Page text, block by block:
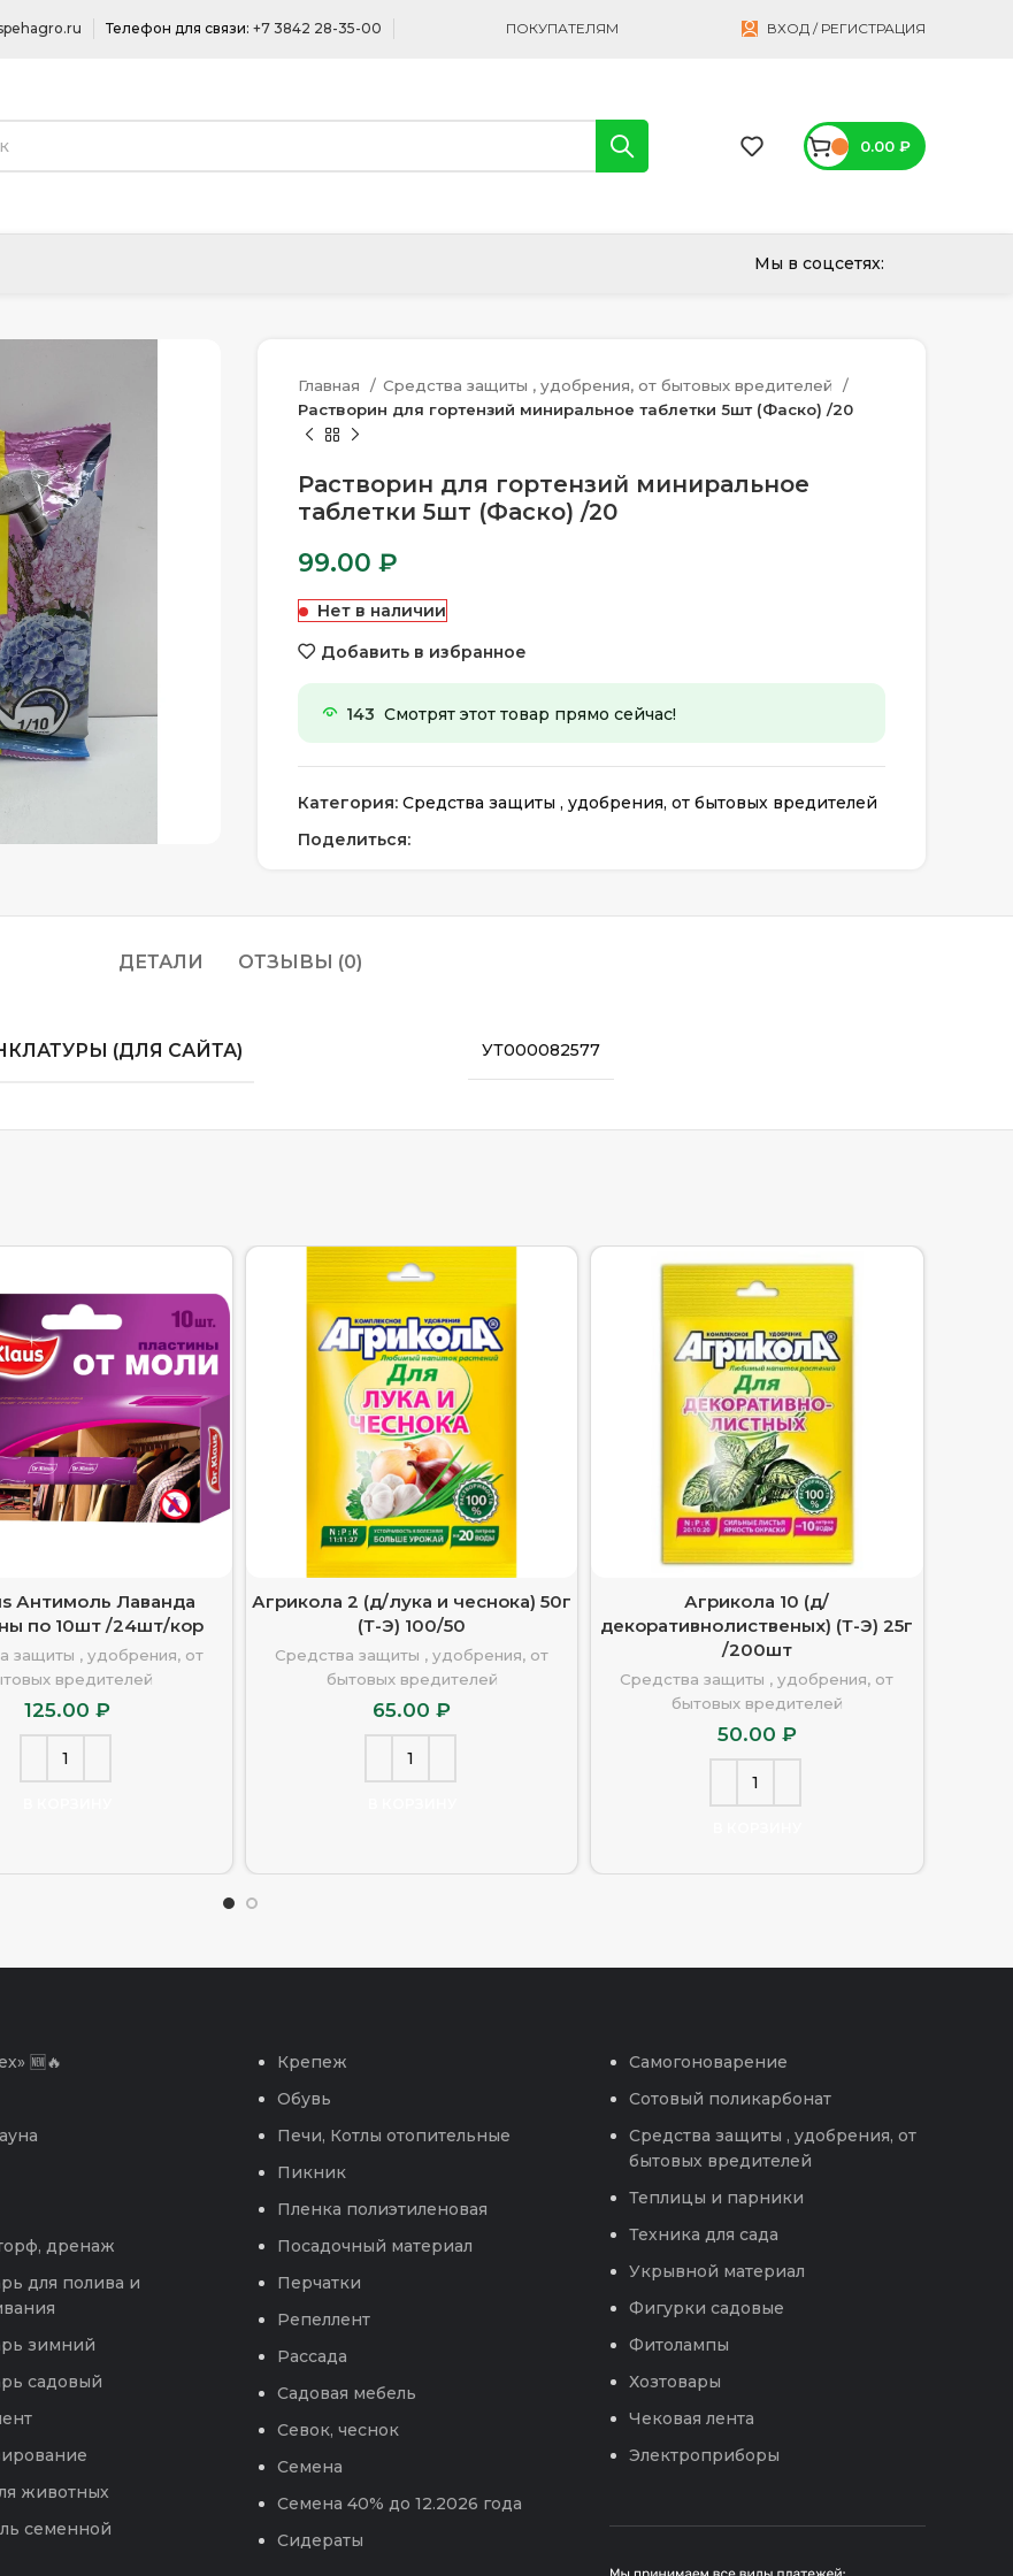
Телефон для связи: +7 3842 28-35-00 ПОКУПАТЕЛЯМ ВХОД / РЕГИСТРАЦИЯ
0.00 ₽
Мы в соцсетях:
Главная
Средства защиты , удобрения, от бытовых вредителей
Растворин для гортензий миниральное таблетки 5шт (Фаско) /20
Растворин для гортензий миниральное
таблетки 5шт (Фаско) /20
99.00 ₽
Нет в наличии
Добавить в избранное
143 Смотрят этот товар прямо сейчас!
Категория: Средства защиты , удобрения, от бытовых вредителей
Поделиться:
ДЕТАЛИ ОТЗЫВЫ (0)
(ДЛЯ САЙТА) УТ000082577
Антимоль Лаванда
по 10шт /24шт/кор
защиты , удобрения, от
вредителей
125.00 ₽
Агрикола 2 (д/лука и чеснока) 50г
(Т-Э) 100/50
Средства защиты , удобрения, от
бытовых вредителей
65.00₽
Агрикола 10 (д/
декоративнолиственых) (Т-Э) 25г
/200шт
Средства защиты , удобрения, от
бытовых вредителей
50.00 ₽
🆕🔥
дренаж
для полива и
зимний
садовый
животных
семенной
Крепеж
Обувь
Печи, Котлы отопительные
Пикник
Пленка полиэтиленовая
Посадочный материал
Перчатки
Репеллент
Рассада
Садовая мебель
Севок, чеснок
Семена
Семена 40% до 12.2026 года
Сидераты
Самогоноварение
Сотовый поликарбонат
Средства защиты , удобрения, от
бытовых вредителей
Теплицы и парники
Техника для сада
Укрывной материал
Фигурки садовые
Фитолампы
Хозтовары
Чековая лента
Электроприборы